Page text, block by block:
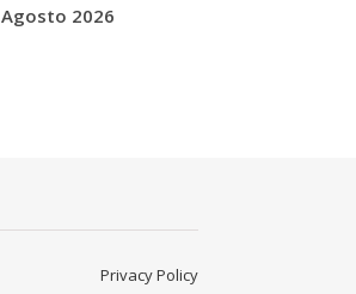
Agosto 2026
Privacy Policy